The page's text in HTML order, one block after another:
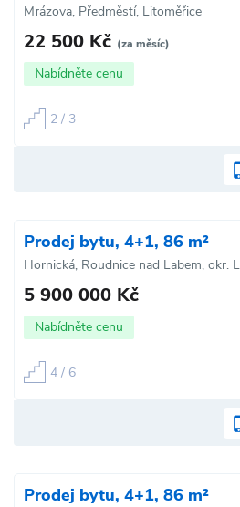
Mrázova, Předměstí, Litoměřice
22 500 Kč (za měsíc)
Nabídněte cenu
2 / 3
Prodej bytu, 4+1, 86 m²
Hornická, Roudnice nad Labem, okr.
5 900 000 Kč
Nabídněte cenu
4 / 6
Prodej bytu, 4+1, 86 m²